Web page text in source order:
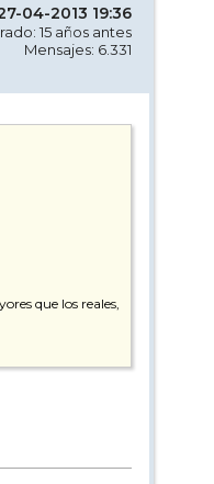
04-2013 19:36
15 años antes
Mensajes: 6.331
que los reales,